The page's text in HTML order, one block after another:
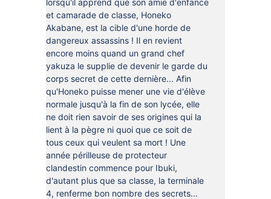
lorsqu'il apprend que son amie d'enfance
et camarade de classe, Honeko
Akabane, est la cible d'une horde de
dangereux assassins ! Il en revient
encore moins quand un grand chef
yakuza le supplie de devenir le garde du
corps secret de cette dernière... Afin
qu'Honeko puisse mener une vie d'élève
normale jusqu'à la fin de son lycée, elle
ne doit rien savoir de ses origines qui la
lient à la pègre ni quoi que ce soit de
tous ceux qui veulent sa mort ! Une
année périlleuse de protecteur
clandestin commence pour Ibuki,
d'autant plus que sa classe, la terminale
4, renferme bon nombre des secrets...